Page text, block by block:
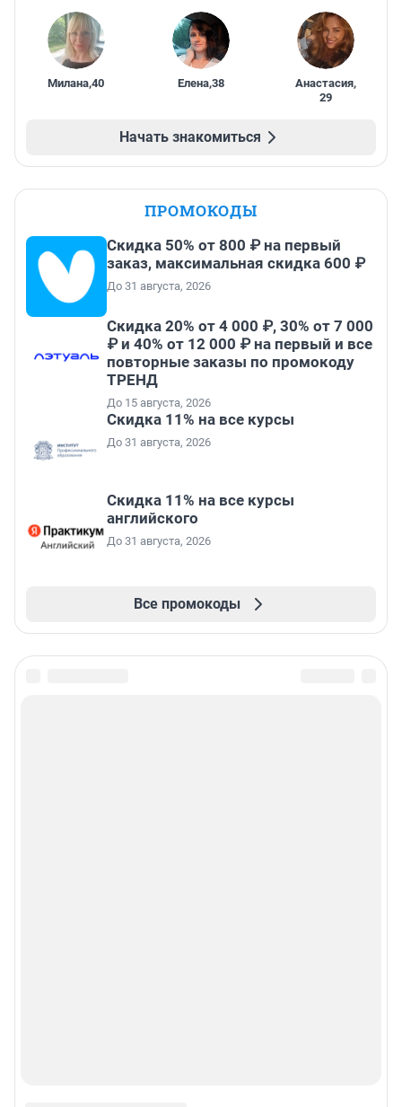
Милана,40 Елена,38 Анастасия,
29
Начать знакомиться
ПРОМОКОДЫ
Скидка 50% от 800 ₽ на первый
заказ, максимальная скидка 600 ₽
До 31 августа, 2026
Скидка 20% от 4 000 ₽, 30% от 7 000
₽ и 40% от 12 000 ₽ на первый и все
повторные заказы по промокоду
ТРЕНД
До 15 августа, 2026
Скидка 11% на все курсы
До 31 августа, 2026
Скидка 11% на все курсы
английского
До 31 августа, 2026
Все промокоды